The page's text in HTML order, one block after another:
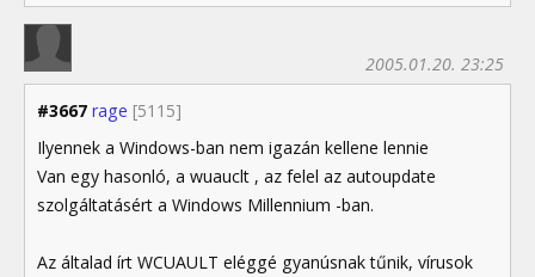
#3667 rage [5115]
2005.01.20. 23:25
Ilyennek a Windows-ban nem igazán kellene lennie
Van egy hasonló, a wuauclt , az felel az autoupdate
szolgáltatásért a Windows Millennium -ban.
Az általad írt WCUAULT eléggé gyanúsnak tűnik, vírusok